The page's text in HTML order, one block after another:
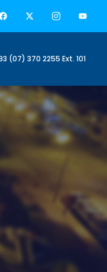
(07) 370 2255 Ext. 101